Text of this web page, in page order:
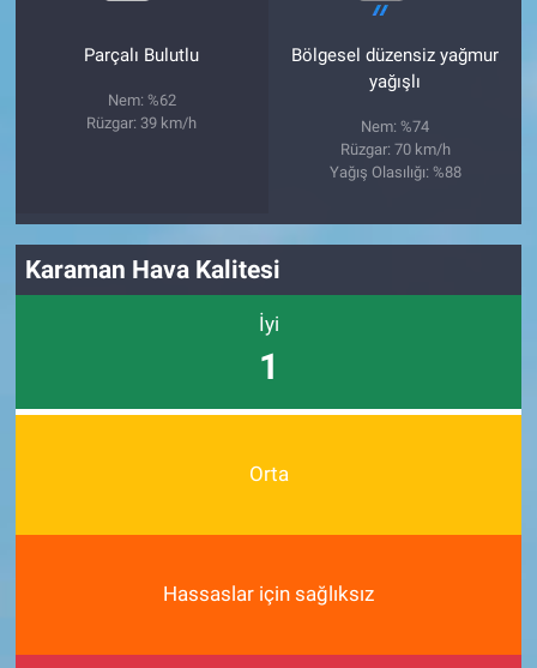
Parçalı Bulutlu
Nem: %62
Rüzgar: 39 km/h
Bölgesel düzensiz yağmur
yağışlı
Nem: %74
Rüzgar: 70 km/h
Yağış Olasılığı: %88
Karaman Hava Kalitesi
İyi
1
Orta
Hassaslar için sağlıksız